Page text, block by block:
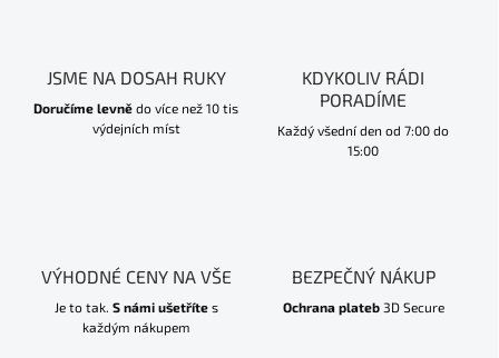
JSME NA DOSAH RUKY
Doručíme levně do více než 10 tis
výdejních míst
KDYKOLIV RÁDI
PORADÍME
Každý všední den od 7:00 do
15:00
VÝHODNÉ CENY NA VŠE
Je to tak. S námi ušetřítes
každým nákupem
BEZPEČNÝ NÁKUP
Ochrana plateb3D Secure